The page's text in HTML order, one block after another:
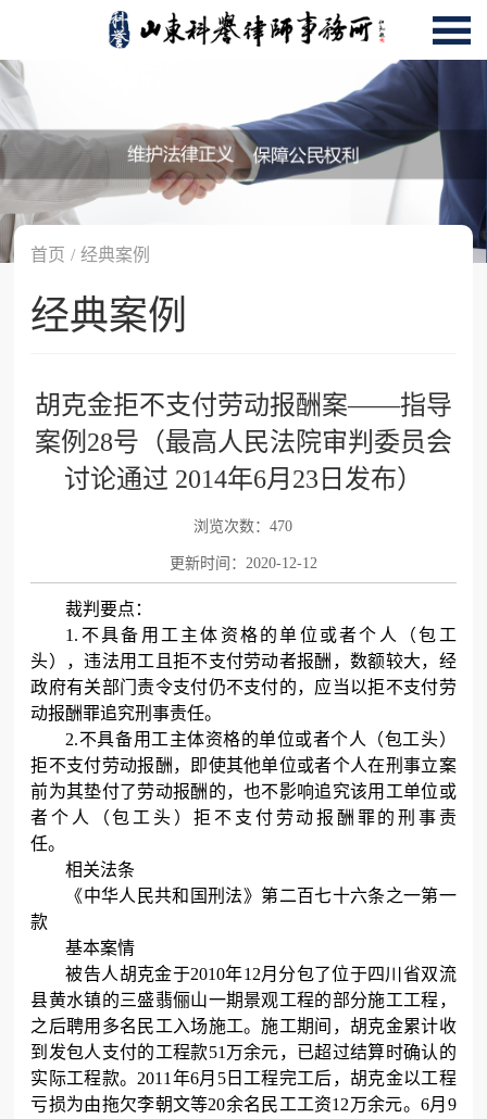
首页 / 经典案例
经典案例
胡克金拒不支付劳动报酬案——指导
案例28号（最高人民法院审判委员会
讨论通过 2014年6月23日发布）
浏览次数：470
更新时间：2020-12-12
裁判要点：
1.不具备用工主体资格的单位或者个人（包工
头），违法用工且拒不支付劳动者报酬，数额较大，经
政府有关部门责令支付仍不支付的，应当以拒不支付劳
动报酬罪追究刑事责任。
2.不具备用工主体资格的单位或者个人（包工头）
拒不支付劳动报酬，即使其他单位或者个人在刑事立案
前为其垫付了劳动报酬的，也不影响追究该用工单位或
者个人（包工头）拒不支付劳动报酬罪的刑事责
任。
相关法条
《中华人民共和国刑法》第二百七十六条之一第一
款
基本案情
被告人胡克金于2010年12月分包了位于四川省双流
县黄水镇的三盛翡俪山一期景观工程的部分施工工程，
之后聘用多名民工入场施工。施工期间，胡克金累计收
到发包人支付的工程款51万余元，已超过结算时确认的
实际工程款。2011年6月5日工程完工后，胡克金以工程
亏损为由拖欠李朝文等20余名民工工资12万余元。6月9